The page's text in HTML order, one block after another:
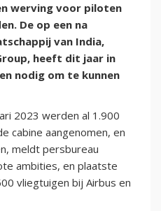
werving voor piloten
De op een na
van India,
heeft dit jaar in
nodig om te kunnen
2023 werden al 1.900
cabine aangenomen, en
meldt persbureau
ambities, en plaatste
vliegtuigen bij Airbus en